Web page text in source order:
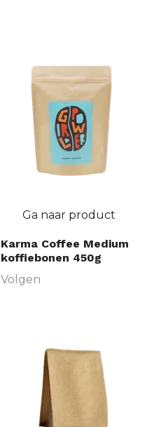
Ga naar product
Karma Coffee Medium
koffiebonen 450g
Volgen